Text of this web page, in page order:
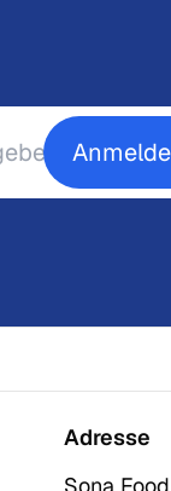
Adresse
Sona Food